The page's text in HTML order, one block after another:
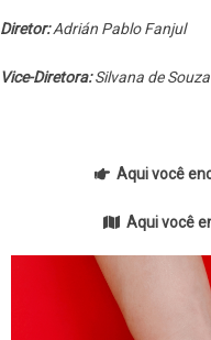
Diretor:Adrián Pablo Fanjul
Vice-Diretora:Silvana de
Aqui você
Aqui você